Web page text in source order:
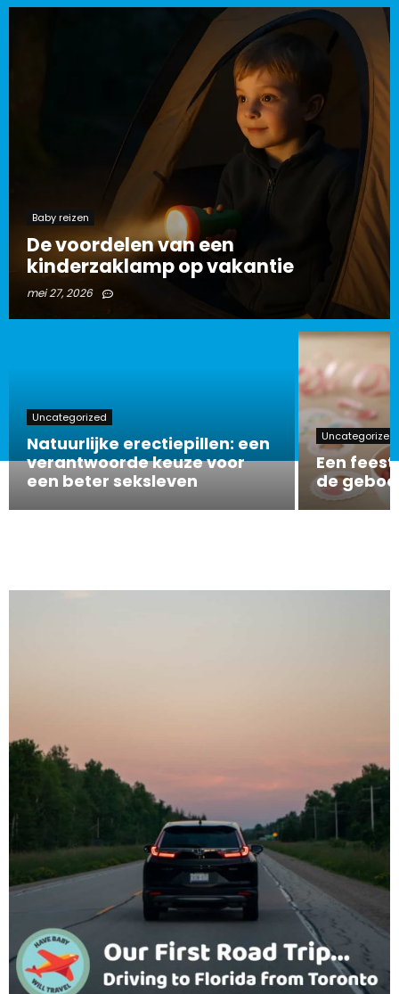
Baby reizen
De voordelen van een
kinderzaklamp op vakantie
mei 27, 2026
Uncategorized
Natuurlijke erectiepillen: een
verantwoorde keuze voor
een beter seksleven
Uncategorized
Een
de